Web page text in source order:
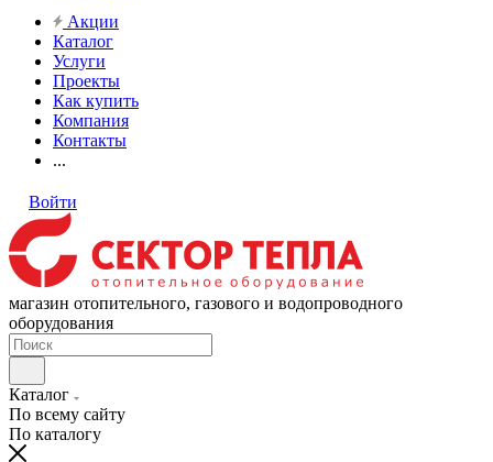
Акции
Каталог
Услуги
Проекты
Как купить
Компания
Контакты
...
Войти
магазин отопительного, газового и водопроводного
оборудования
Каталог
По всему сайту
По каталогу